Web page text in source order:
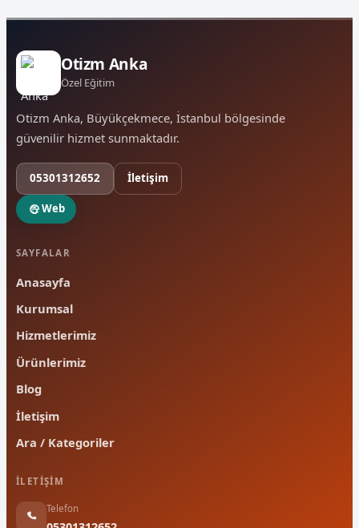
Otizm Anka
Özel Eğitim
Otizm Anka, Büyükçekmece, İstanbul bölgesinde
güvenilir hizmet sunmaktadır.
05301312652 İletişim
Web
SAYFALAR
Anasayfa
Kurumsal
Hizmetlerimiz
Ürünlerimiz
Blog
İletişim
Ara / Kategoriler
İLETIŞIM
Telefon